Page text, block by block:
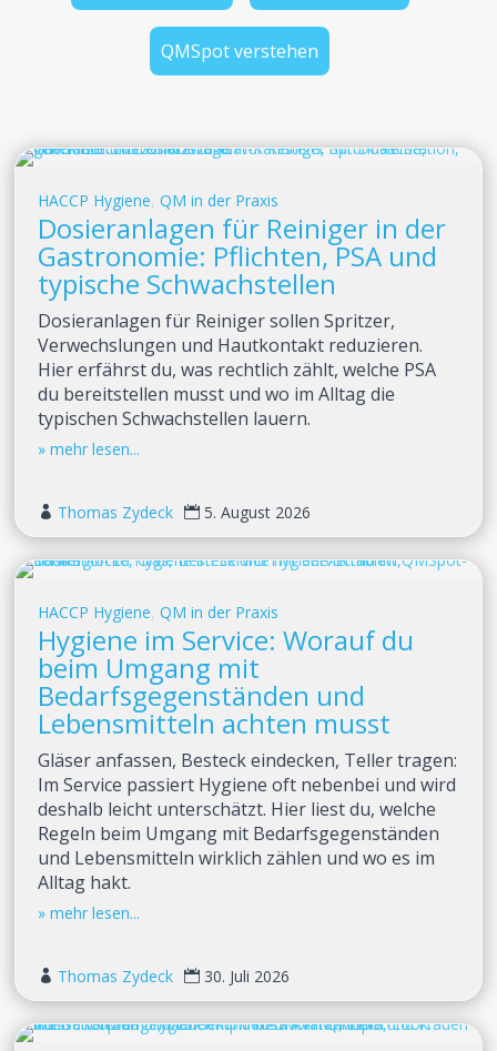
QMSpot verstehen
HACCP Hygiene,QM in der Praxis
Dosieranlagen für Reiniger in der
Gastronomie: Pflichten, PSA und
typische Schwachstellen
Dosieranlagen für Reiniger sollen Spritzer,
Verwechslungen und Hautkontakt reduzieren.
Hier erfährst du, was rechtlich zählt, welche PSA
du bereitstellen musst und wo im Alltag die
typischen Schwachstellen lauern.
 Thomas Zydeck  5. August 2026
HACCP Hygiene,QM in der Praxis
Hygiene im Service: Worauf du
beim Umgang mit
Bedarfsgegenständen und
Lebensmitteln achten musst
Gläser anfassen, Besteck eindecken, Teller tragen:
Im Service passiert Hygiene oft nebenbei und wird
deshalb leicht unterschätzt. Hier liest du, welche
Regeln beim Umgang mit Bedarfsgegenständen
und Lebensmitteln wirklich zählen und wo es im
Alltag hakt.
 Thomas Zydeck  30. Juli 2026